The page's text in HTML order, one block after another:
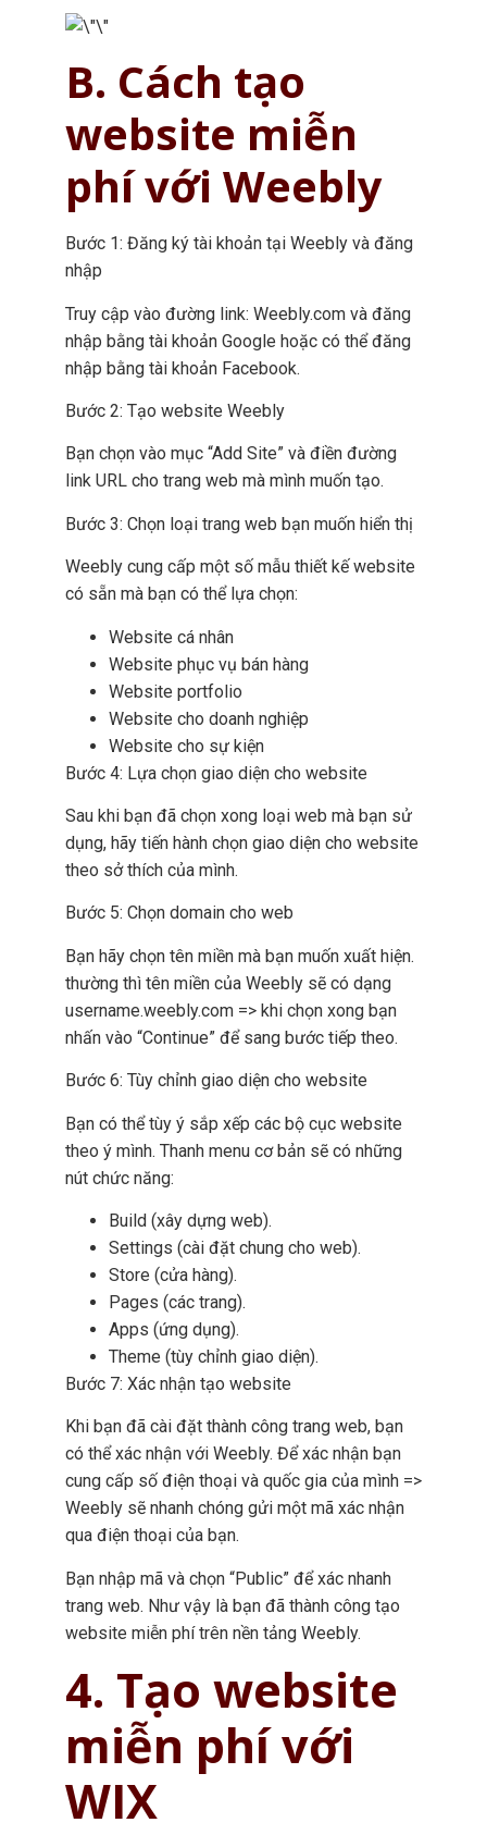
B. Cách tạo
website miễn
phí với Weebly
Bước 1: Đăng ký tài khoản tại Weebly và đăng
nhập
Truy cập vào đường link: Weebly.com và đăng
nhập bằng tài khoản Google hoặc có thể đăng
nhập bằng tài khoản Facebook.
Bước 2: Tạo website Weebly
Bạn chọn vào mục “Add Site” và điền đường
link URL cho trang web mà mình muốn tạo.
Bước 3: Chọn loại trang web bạn muốn hiển thị
Weebly cung cấp một số mẫu thiết kế website
có sẵn mà bạn có thể lựa chọn:
Website cá nhân
Website phục vụ bán hàng
Website portfolio
Website cho doanh nghiệp
Website cho sự kiện
Bước 4: Lựa chọn giao diện cho website
Sau khi bạn đã chọn xong loại web mà bạn sử
dụng, hãy tiến hành chọn giao diện cho website
theo sở thích của mình.
Bước 5: Chọn domain cho web
Bạn hãy chọn tên miền mà bạn muốn xuất hiện.
thường thì tên miền của Weebly sẽ có dạng
username.weebly.com => khi chọn xong bạn
nhấn vào “Continue” để sang bước tiếp theo.
Bước 6: Tùy chỉnh giao diện cho website
Bạn có thể tùy ý sắp xếp các bộ cục website
theo ý mình. Thanh menu cơ bản sẽ có những
nút chức năng:
Build (xây dựng web).
Settings (cài đặt chung cho web).
Store (cửa hàng).
Pages (các trang).
Apps (ứng dụng).
Theme (tùy chỉnh giao diện).
Bước 7: Xác nhận tạo website
Khi bạn đã cài đặt thành công trang web, bạn
có thể xác nhận với Weebly. Để xác nhận bạn
cung cấp số điện thoại và quốc gia của mình =>
Weebly sẽ nhanh chóng gửi một mã xác nhận
qua điện thoại của bạn.
Bạn nhập mã và chọn “Public” để xác nhanh
trang web. Như vậy là bạn đã thành công tạo
website miễn phí trên nền tảng Weebly.
4. Tạo website
miễn phí với
WIX